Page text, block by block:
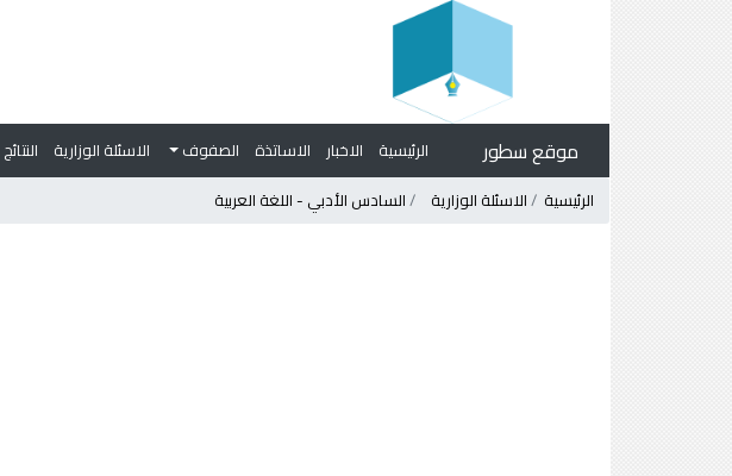
موقع سطور الرئيسية الاخبار الاساتذة الصفوف الاسئلة الوزارية النتائج
الرئيسية
الاسئلة الوزارية السادس الأدبي - اللغة العربية